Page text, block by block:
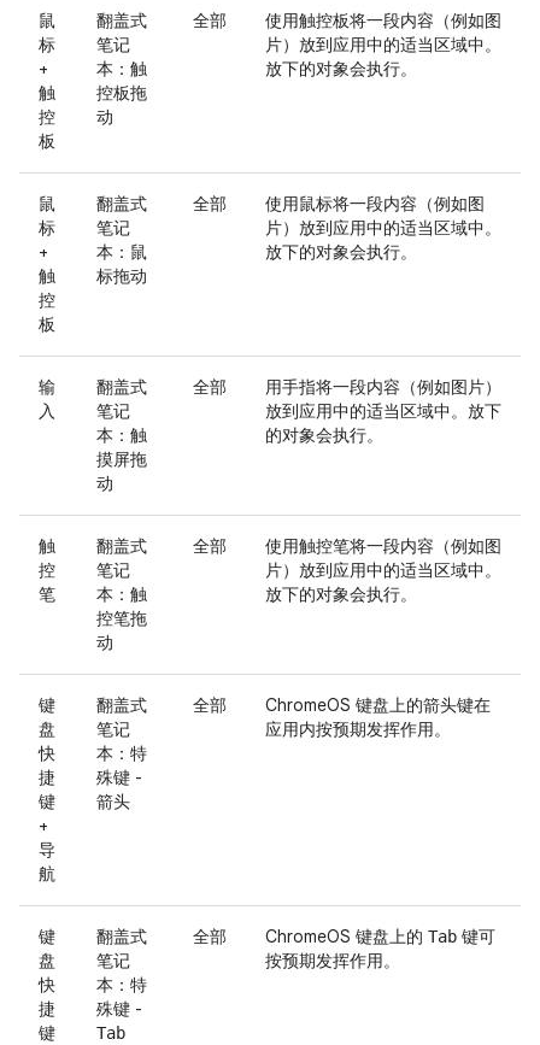
鼠
标
+
触
控
板
翻盖式
笔记
本：触
控板拖
动
全部
使用触控板将一段内容（例如图
片）放到应用中的适当区域中。
放下的对象会执行。
鼠
标
+
触
控
板
翻盖式
笔记
本：鼠
标拖动
全部
使用鼠标将一段内容（例如图
片）放到应用中的适当区域中。
放下的对象会执行。
输
入
翻盖式
笔记
本：触
摸屏拖
动
全部
用手指将一段内容（例如图片）
放到应用中的适当区域中。放下
的对象会执行。
触
控
笔
翻盖式
笔记
本：触
控笔拖
动
全部
使用触控笔将一段内容（例如图
片）放到应用中的适当区域中。
放下的对象会执行。
键
盘
快
捷
键
+
导
航
翻盖式
笔记
本：特
殊键 -
箭头
全部
ChromeOS 键盘上的箭头键在
应用内按预期发挥作用。
键
盘
快
捷
键
翻盖式
笔记
本：特
殊键 -
Tab
全部 ChromeOS 键盘上的 Tab 键可
按预期发挥作用。